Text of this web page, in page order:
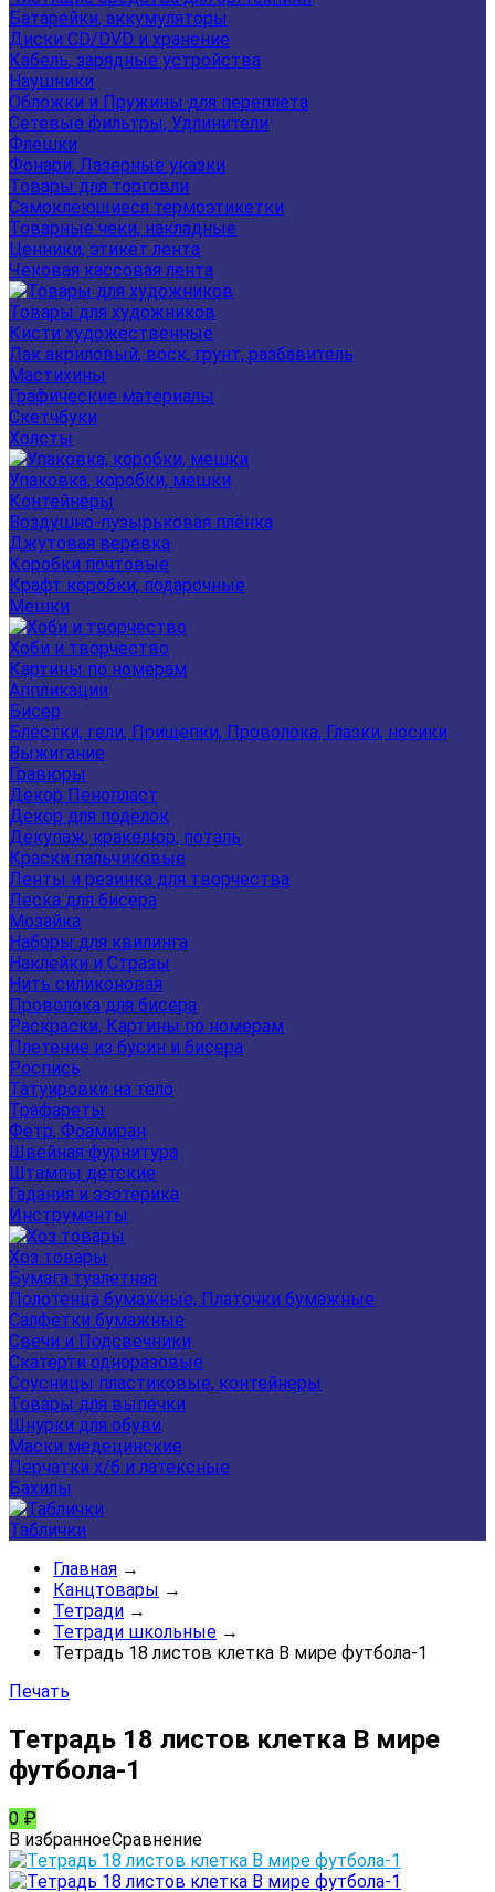
Батарейки, аккумуляторы
Диски CD/DVD и хранение
Кабель, зарядные устройства
Наушники
Обложки и Пружины для переплета
Сетевые фильтры, Удлинители
Флешки
Фонари, Лазерные указки
Товары для торговли
Самоклеющиеся термоэтикетки
Товарные чеки, накладные
Ценники, этикет лента
Чековая кассовая лента
Товары для художников
Кисти художественные
Лак акриловый, воск, грунт, разбавитель
Мастихины
Графические материалы
Скетчбуки
Холсты
Упаковка, коробки, мешки
Контейнеры
Воздушно-пузырьковая плёнка
Джутовая веревка
Коробки почтовые
Крафт коробки, подарочные
Мешки
Хоби и творчество
Картины по номерам
Аппликации
Бисер
Блестки, гели, Прищепки, Проволока, Глазки, носики
Выжигание
Гравюры
Декор Пенопласт
Декор для поделок
Декупаж, кракелюр, поталь
Краски пальчиковые
Ленты и резинка для творчества
Леска для бисера
Мозайка
Наборы для квилинга
Наклейки и Стразы
Нить силиконовая
Проволока для бисера
Раскраски, Картины по номерам
Плетение из бусин и бисера
Роспись
Татуировки на тело
Трафареты
Фетр, Фоамиран
Швейная фурнитура
Штампы детские
Гадания и эзотерика
Инструменты
Хоз товары
Бумага туалетная
Полотенца бумажные, Платочки бумажные
Салфетки бумажные
Свечи и Подсвечники
Скатерти одноразовые
Соусницы пластиковые, контейнеры
Товары для выпечки
Шнурки для обуви
Маски медецинские
Перчатки х/б и латексные
Бахилы
Таблички
Главная →
Канцтовары →
Тетради →
Тетради школьные →
Тетрадь 18 листов клетка В мире футбола-1
Печать
Тетрадь 18 листов клетка В мире
футбола-1
0 ₽
В избранноеСравнение